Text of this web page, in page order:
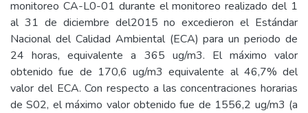
monitoreo CA-L0-01 durante el monitoreo realizado del 1
al 31 de diciembre del2015 no excedieron el Estándar
Nacional del Calidad Ambiental (ECA) para un periodo de
24 horas, equivalente a 365 ug/m3. El máximo valor
obtenido fue de 170,6 ug/m3 equivalente al 46,7% del
valor del ECA. Con respecto a las concentraciones horarias
de S02, el máximo valor obtenido fue de 1556,2 ug/m3 (a